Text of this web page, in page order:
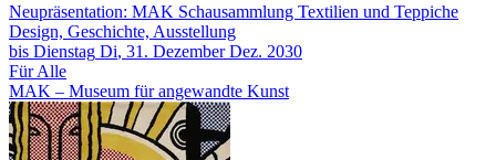
Neupräsentation: MAK Schausammlung Textilien und Teppiche
Design, Geschichte, Ausstellung
bis Dienstag Di, 31. Dezember Dez. 2030
Für Alle
MAK – Museum für angewandte Kunst